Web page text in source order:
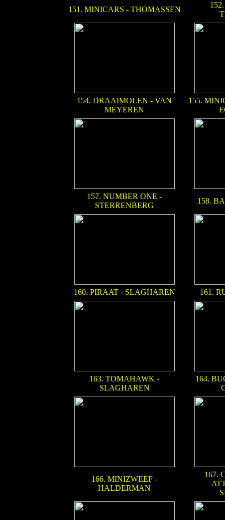
151. MINICARS - THOMASSEN
154. DRAAIMOLEN - VAN
MEYEREN
155.
157. NUMBER ONE -
STERRENBERG
158.
160. PIRAAT - SLAGHAREN 161.
163. TOMAHAWK -
SLAGHAREN
164.
166. MINIZWEEF -
HALDERMAN
167.